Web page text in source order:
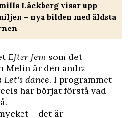
Läckberg visar upp
– nya bilden med äldsta
Efter fem som det
Melin är den andra
Let's dance. I programmet
har börjat förstå vad
– det är